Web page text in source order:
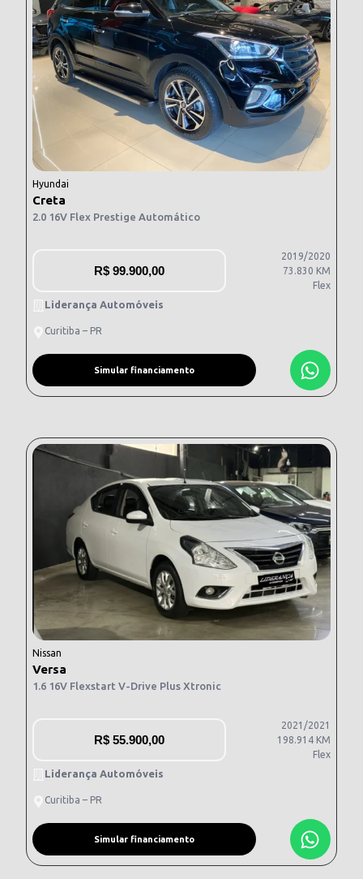
Hyundai
Creta
2.0 16V Flex Prestige Automático
R$ 99.900,00
2019/2020
73.830 KM
Flex
Liderança Automóveis
Curitiba – PR
Simular financiamento
Nissan
Versa
1.6 16V Flexstart V-Drive Plus Xtronic
R$ 55.900,00
2021/2021
198.914 KM
Flex
Liderança Automóveis
Curitiba – PR
Simular financiamento